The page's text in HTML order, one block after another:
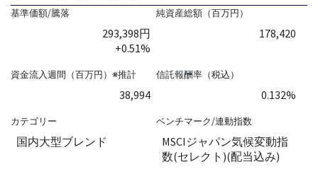
基準価額/騰落
293,398円
+0.51%
純資産総額（百万円）
178,420
資金流入週間（百万円）※推計
38,994
信託報酬率（税込）
0.132%
カテゴリー
国内大型ブレンド
ベンチマーク/連動指数
MSCIジャパン気候変動指
数(セレクト)(配当込み)